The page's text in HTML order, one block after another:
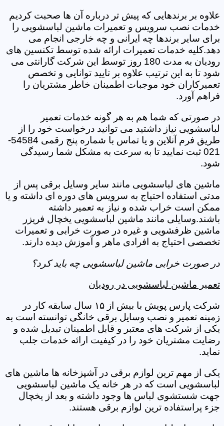
علاوه بر برندهایی که پیش تر درباره آن ها صحبت کردیم
خدمات نصب سرویس و تعمیرات ماشین لباسشویی را
برای سایر برندها چه ایرانی و چه خارجی انجام می
دهد.کلیه خدمات تعمیرات ارائه شده توسط تکنسین های
رودیان به مدت 180 روز توسط این شرکت گارانتی می
شود تا به این ترتیب علاوه بر تایید توانایی و تخصص
تعمیرکاران خود موجبات اطمینان خاطر مشتریان را
فراهم آورد.
در صورتی که شما هم به هر گونه خدمات تعمیر
لباسشویی نیاز داشتید می توانید درخواست خود را از
طریق فرم آنلاین و یا تماس با شماره پنج رقمی 54584-
021 ثبت نمایید تا به سرعت به مشکل شما رسیدگی
شود.
ماشین های لباسشویی مانند سایر وسایل برقی پس از
مدتی استفاده احتیاج به سرویس های دوره ای داشته و یا
ممکن است خراب شده و نیاز به تعمیر داشته
باشند.وسایلی مانند ماشین لباسشویی یخچال فریزر
ماشین ظرفشویی و غیره در صورت خرابی و تعمیرات
تخصصی احتیاج به افرادی ماهر و آموزش دیده دارند.
در صورت خرابی ماشین لباسشویی چه باید کرد؟
تعمیر ماشین لباسشویی در رودیان
شرکت پارس پویش با بیش از ۱۵ سال سابقه کار در
زمینه تعمیر و نصب وسایل برقی خانگی توانسته است به
یکی از شرکت های معتبر و قابل اطمینان تبدیل شده و
رضایت مشتریان خود را در کیفیت ارائه خدمات جلب
نماید.
یکی از مهم ترین لوازم برقی در آشپزخانه ها ماشین های
لباسشویی است که در هر خانه یک ماشین لباسشویی
جهت شستشوی لباس ها وجود داشته و بعد از یخچال
جزء پراستفاده ترین لوازم برقی هستند.